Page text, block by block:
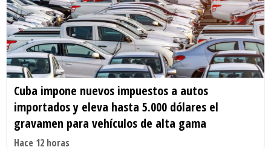
Cuba impone nuevos impuestos a autos
importados y eleva hasta 5.000 dólares el
gravamen para vehículos de alta gama
Hace 12 horas